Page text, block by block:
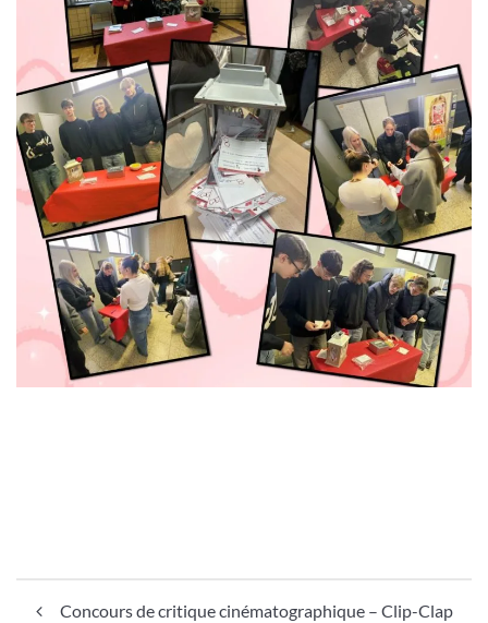
Concours de critique cinématographique – Clip-Clap